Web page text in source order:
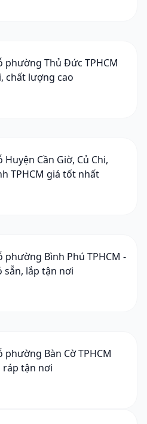
phường Thủ Đức TPHCM
chất lượng cao
Huyện Cần Giờ, Củ Chi,
TPHCM giá tốt nhất
phường Bình Phú TPHCM -
sẵn, lắp tận nơi
phường Bàn Cờ TPHCM
ráp tận nơi